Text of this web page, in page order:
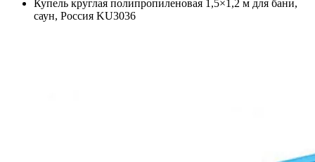
Купель круглая полипропиленовая 1,5×1,2 м для бани,
саун, Россия KU3036